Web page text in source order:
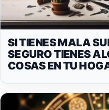
SI TIENES MALA
SEGURO TIENES
COSAS EN TU